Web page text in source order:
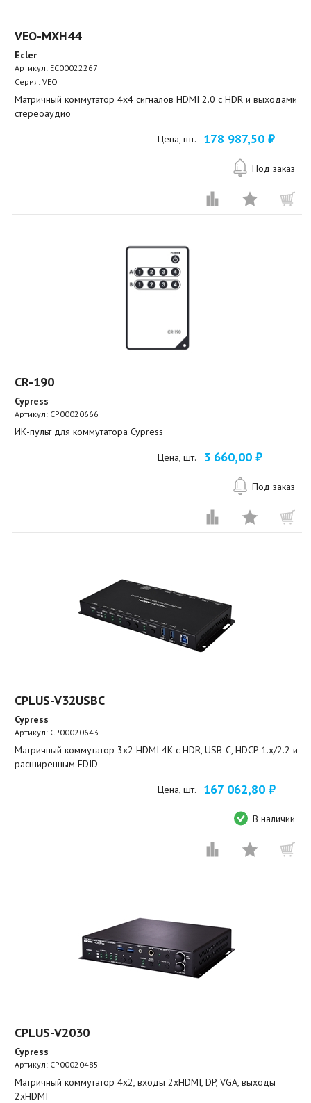
VEO-MXH44
Ecler
Артикул: EC00022267
Серия: VEO
Матричный коммутатор 4х4 сигналов HDMI 2.0 с HDR и выходами
стереоаудио
Цена, шт. 178 987,50 ₽
Под заказ
CR-190
Cypress
Артикул: CP00020666
ИК-пульт для коммутатора Cypress
Цена, шт. 3 660,00 ₽
Под заказ
CPLUS-V32USBC
Cypress
Артикул: CP00020643
Матричный коммутатор 3х2 HDMI 4K с HDR, USB-C, HDCP 1.x/2.2 и
расширенным EDID
Цена, шт. 167 062,80 ₽
В наличии
CPLUS-V2030
Cypress
Артикул: CP00020485
Матричный коммутатор 4x2, входы 2xHDMI, DP, VGA, выходы
2xHDMI